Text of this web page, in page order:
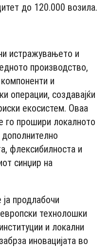
до 120.000 возила.
истражувањето и
производство,
и
операции, создавајќи
екосистем. Оваа
го прошири локалното
флексибилноста и
синџир на
продлабочи
технолошки
и локални
иновацијата во